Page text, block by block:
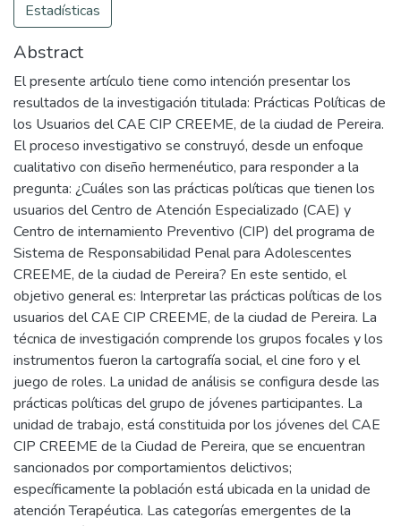
Estadísticas
Abstract
El presente artículo tiene como intención presentar los
resultados de la investigación titulada: Prácticas Políticas de
los Usuarios del CAE CIP CREEME, de la ciudad de Pereira.
El proceso investigativo se construyó, desde un enfoque
cualitativo con diseño hermenéutico, para responder a la
pregunta: ¿Cuáles son las prácticas políticas que tienen los
usuarios del Centro de Atención Especializado (CAE) y
Centro de internamiento Preventivo (CIP) del programa de
Sistema de Responsabilidad Penal para Adolescentes
CREEME, de la ciudad de Pereira? En este sentido, el
objetivo general es: Interpretar las prácticas políticas de los
usuarios del CAE CIP CREEME, de la ciudad de Pereira. La
técnica de investigación comprende los grupos focales y los
instrumentos fueron la cartografía social, el cine foro y el
juego de roles. La unidad de análisis se configura desde las
prácticas políticas del grupo de jóvenes participantes. La
unidad de trabajo, está constituida por los jóvenes del CAE
CIP CREEME de la Ciudad de Pereira, que se encuentran
sancionados por comportamientos delictivos;
específicamente la población está ubicada en la unidad de
atención Terapéutica. Las categorías emergentes de la